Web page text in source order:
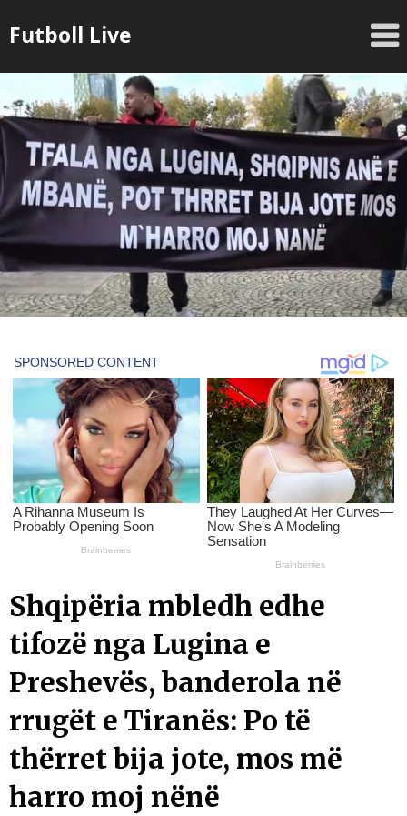
toFutboll Live
Shqipëria mbledh edhe
tifozë nga Lugina e
Preshevës, banderola në
rrugët e Tiranës: Po të
thërret bija jote, mos më
harro moj nënë